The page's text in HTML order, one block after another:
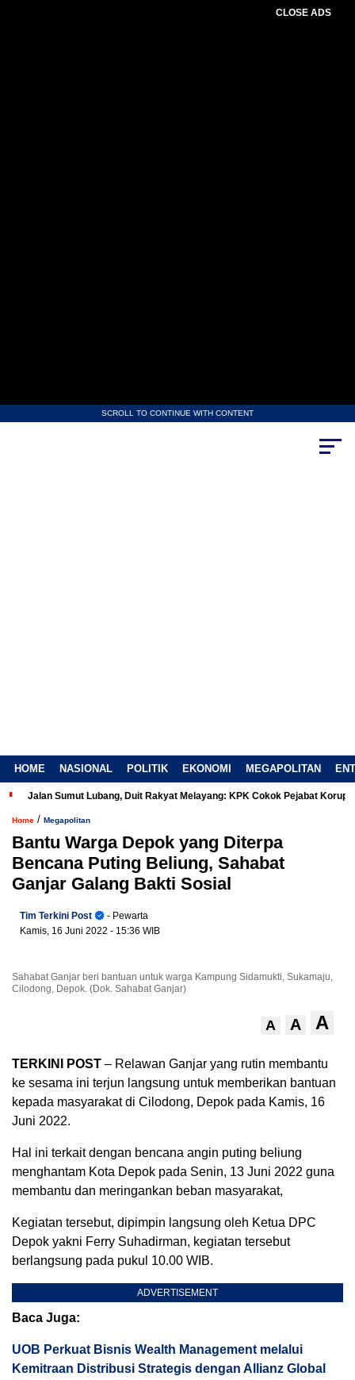
CLOSE ADS
SCROLL TO CONTINUE WITH CONTENT
HOME NASIONAL POLITIK EKONOMI MEGAPOLITAN
Jalan Sumut Lubang, Duit Rakyat Melayang: KPK Cokok Pejabat Korup
Home / Megapolitan
Bantu Warga Depok yang Diterpa
Bencana Puting Beliung, Sahabat
Ganjar Galang Bakti Sosial
Tim Terkini Post
- Pewarta
Kamis, 16 Juni 2022 - 15:36 WIB
Sahabat Ganjar beri bantuan untuk warga Kampung Sidamukti, Sukamaju,
Cilodong, Depok. (Dok. Sahabat Ganjar)
A A A
TERKINI POST – Relawan Ganjar yang rutin membantu
ke sesama ini terjun langsung untuk memberikan bantuan
kepada masyarakat di Cilodong, Depok pada Kamis, 16
Juni 2022.
Hal ini terkait dengan bencana angin puting beliung
menghantam Kota Depok pada Senin, 13 Juni 2022 guna
membantu dan meringankan beban masyarakat,
Kegiatan tersebut, dipimpin langsung oleh Ketua DPC
Depok yakni Ferry Suhadirman, kegiatan tersebut
berlangsung pada pukul 10.00 WIB.
ADVERTISEMENT
Baca Juga:
UOB Perkuat Bisnis Wealth Management melalui
Kemitraan Distribusi Strategis dengan Allianz Global